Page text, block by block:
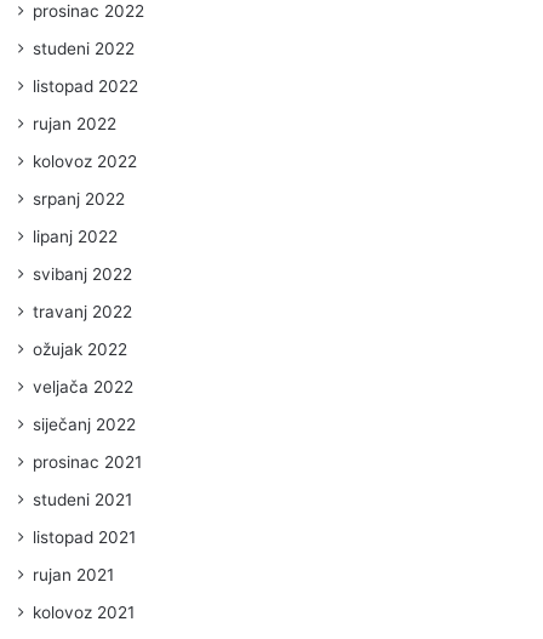
prosinac 2022
studeni 2022
listopad 2022
rujan 2022
kolovoz 2022
srpanj 2022
lipanj 2022
svibanj 2022
travanj 2022
ožujak 2022
veljača 2022
siječanj 2022
prosinac 2021
studeni 2021
listopad 2021
rujan 2021
kolovoz 2021